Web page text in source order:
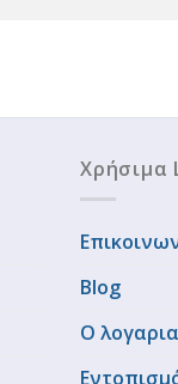
Χρήσιμα
Blog
Ο